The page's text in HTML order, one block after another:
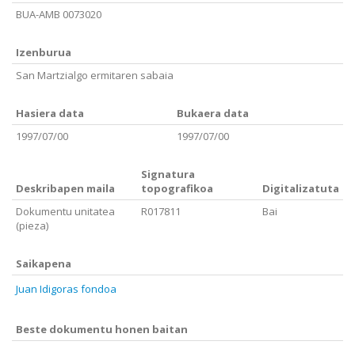
BUA-AMB 0073020
Izenburua
San Martzialgo ermitaren sabaia
Hasiera data
Bukaera data
1997/07/00
1997/07/00
Deskribapen maila
Signatura
topografikoa
Digitalizatuta
Dokumentu unitatea
(pieza)
R017811 Bai
Saikapena
Juan Idigoras fondoa
Beste dokumentu honen baitan